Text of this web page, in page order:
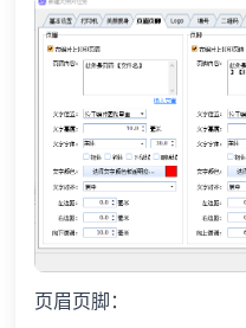
页眉页脚：